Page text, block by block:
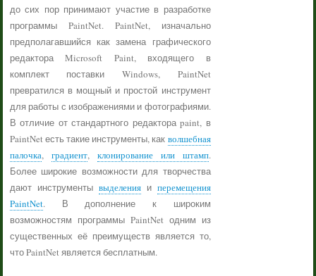
до сих пор принимают участие в разработке
программы PaintNet. PaintNet, изначально
предполагавшийся как замена графического
редактора Microsoft Paint, входящего в
комплект поставки Windows, PaintNet
превратился в мощный и простой инструмент
для работы с изображениями и фотографиями.
В отличие от стандартного редактора paint, в
PaintNet есть такие инструменты, как волшебная
палочка, градиент, клонирование или штамп.
Более широкие возможности для творчества
дают инструменты выделенияи перемещения
PaintNet. В дополнение к широким
возможностям программы PaintNet одним из
существенных её преимуществ является то,
что PaintNet является бесплатным.